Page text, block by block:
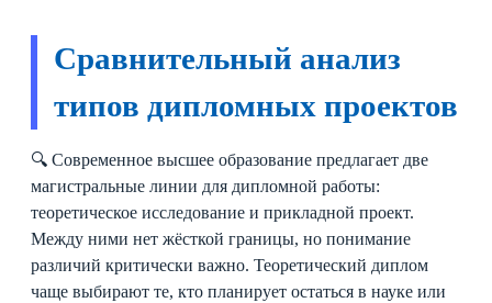
Сравнительный анализ
типов дипломных проектов
🔍 Современное высшее образование предлагает две
магистральные линии для дипломной работы:
теоретическое исследование и прикладной проект.
Между ними нет жёсткой границы, но понимание
различий критически важно. Теоретический диплом
чаще выбирают те, кто планирует остаться в науке или